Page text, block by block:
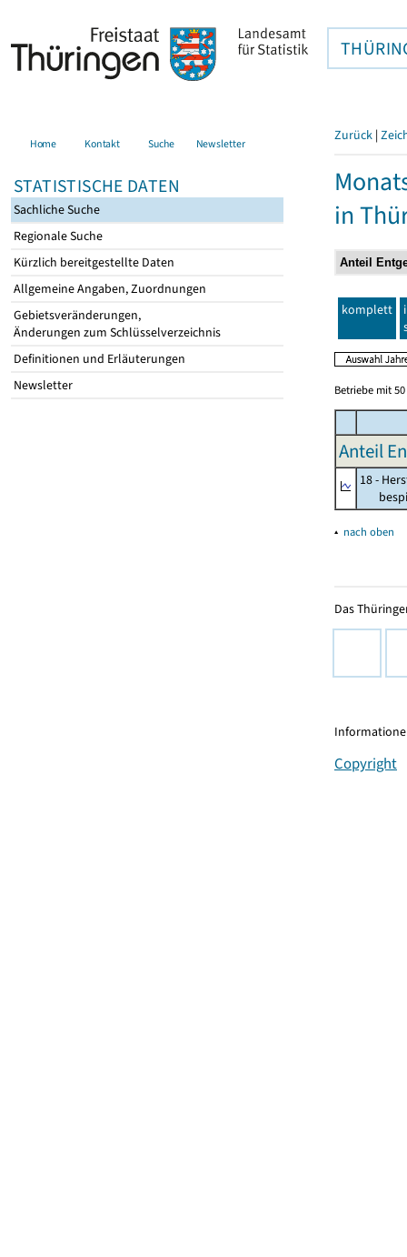
Home Kontakt Suche Newsletter
STATISTISCHE DATEN
Sachliche Suche
Regionale Suche
Kürzlich bereitgestellte Daten
Allgemeine Angaben, Zuordnungen
Gebietsveränderungen,
Änderungen zum Schlüsselverzeichnis
Definitionen und Erläuterungen
Newsletter
Zurück |
in
komplett
Betriebe mit
Anteil
18 -
▴ nach oben
Das
Copyright